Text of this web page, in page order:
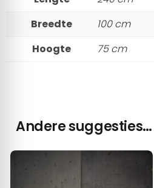
Breedte
100 cm
Hoogte
75 cm
Andere suggesties…